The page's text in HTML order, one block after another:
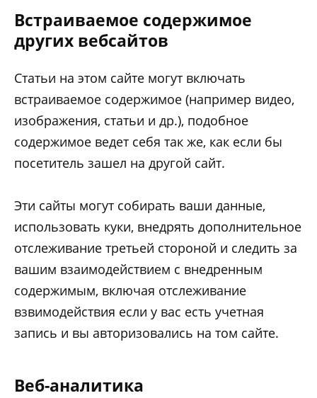
Встраиваемое содержимое
других вебсайтов
Статьи на этом сайте могут включать
встраиваемое содержимое (например видео,
изображения, статьи и др.), подобное
содержимое ведет себя так же, как если бы
посетитель зашел на другой сайт.
Эти сайты могут собирать ваши данные,
использовать куки, внедрять дополнительное
отслеживание третьей стороной и следить за
вашим взаимодействием с внедренным
содержимым, включая отслеживание
взвимодействия если у вас есть учетная
запись и вы авторизовались на том сайте.
Веб-аналитика